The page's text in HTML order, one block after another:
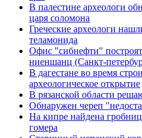
В палестине археологи
царя соломона
Греческие археологи
теламонида
Офис "сибнефти"
ниеншанц (Санкт-
В дагестане во время
археологическое открытие
В рязанской области
Обнаружен череп
На кипре найдена
гомера